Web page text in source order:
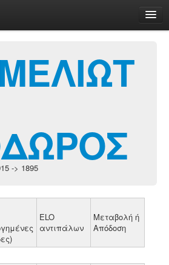
-> 1895
ELO
αντιπάλων
Μεταβολή ή
Απόδοση